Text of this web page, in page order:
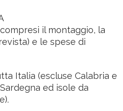
il montaggio, la
e le spese di
Italia (escluse Calabria e
ed isole da
).